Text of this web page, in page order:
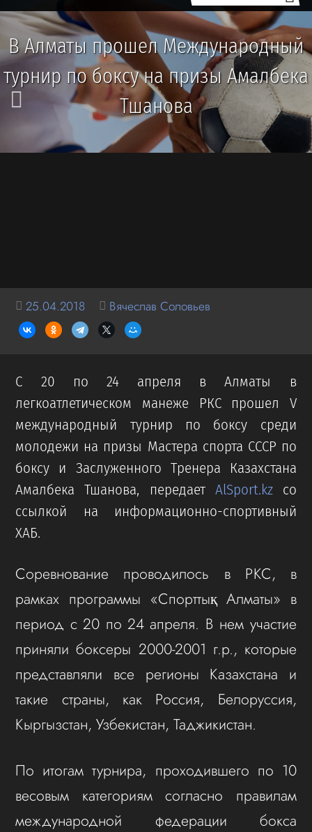
В Алматы прошел Международный
турнир по боксу на призы Амалбека
Тшанова
25.04.2018 Вячеслав Соловьев
С 20 по 24 апреля в Алматы в
легкоатлетическом манеже РКС прошел V
международный турнир по боксу среди
молодежи на призы Мастера спорта СССР по
боксу и Заслуженного Тренера Казахстана
Амалбека Тшанова, передает AlSport.kzсо
ссылкой на информационно-спортивный
ХАБ.
Соревнование проводилось в РКС, в
рамках программы «Спорттық Алматы» в
период с 20 по 24 апреля. В нем участие
приняли боксеры 2000-2001 г.р., которые
представляли все регионы Казахстана и
такие страны, как Россия, Белоруссия,
Кыргызстан, Узбекистан, Таджикистан.
По итогам турнира, проходившего по 10
весовым категориям согласно правилам
международной федерации бокса